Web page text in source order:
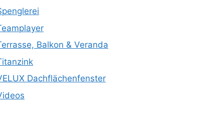
Balkon & Veranda
Dachflächenfenster